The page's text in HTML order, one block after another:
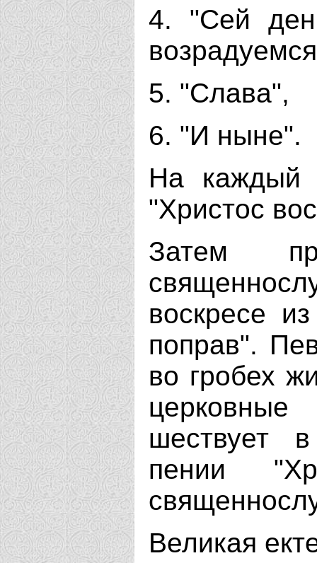
4. "Сей
5. "Слава",
6. "И ныне".
На каждый
"Христос
Затем
воскресе
поправ".
во гробех
шествует
пении
Великая